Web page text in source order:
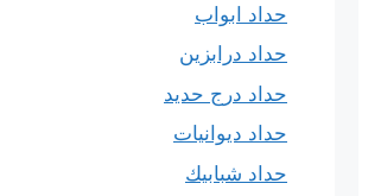
حداد ابواب
حداد درابزين
حداد درج حديد
حداد ديوانيات
حداد شبابيك